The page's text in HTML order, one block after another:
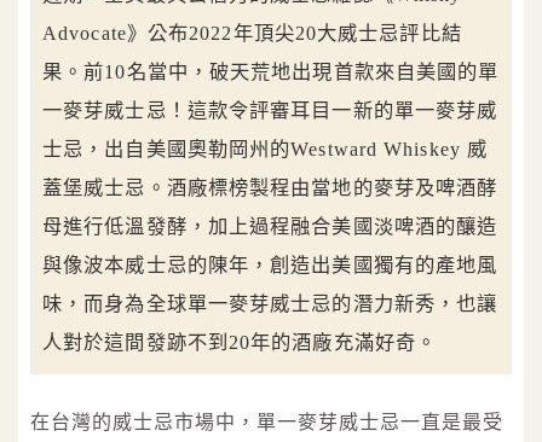
Advocate》公布2022年頂尖20大威士忌評比結
果。前10名當中，破天荒地出現首款來自美國的單
一麥芽威士忌！這款令評審耳目一新的單一麥芽威
士忌，出自美國奧勒岡州的Westward Whiskey 威
蓋堡威士忌。酒廠標榜製程由當地的麥芽及啤酒酵
母進行低溫發酵，加上過程融合美國淡啤酒的釀造
與像波本威士忌的陳年，創造出美國獨有的產地風
味，而身為全球單一麥芽威士忌的潛力新秀，也讓
人對於這間發跡不到20年的酒廠充滿好奇。
在台灣的威士忌市場中，單一麥芽威士忌一直是最受